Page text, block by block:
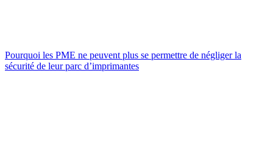
Pourquoi les PME ne peuvent plus se permettre de négliger la
sécurité de leur parc d’imprimantes